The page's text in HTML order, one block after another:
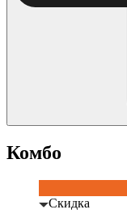
Комбо
Скидка